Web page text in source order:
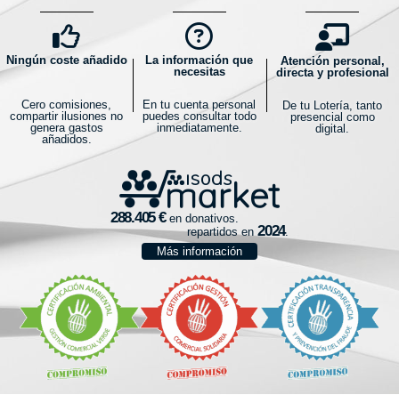
Ningún coste añadido
Cero comisiones,
compartir ilusiones no
genera gastos
añadidos.
La información que
necesitas
En tu cuenta personal
puedes consultar todo
inmediatamente.
Atención personal,
directa y profesional
De tu Lotería, tanto
presencial como
digital.
en donativos.
repartidos en
.
Más información